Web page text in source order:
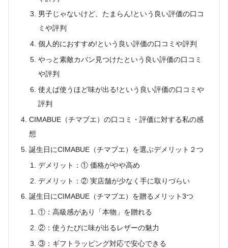
男子じゃないけど、たまらん!という良い評価の口コ
ミや評判
個人的におすすめ!という良い評価の口コミや評判
やっと素敵カバン見つけたという良い評価の口コミ
や評判
使えば使うほど味が出る!という良い評価の口コミや
評判
CIMABUE（チマブエ）の口コミ・評価に対する私の感
想
誕生日にCIMABUE（チマブエ）を選ぶデメリット２つ
デメリット：① 価格がやや高め
デメリット：② 実店舗が少なく手に取りづらい
誕生日にCIMABUE（チマブエ）を贈るメリット3つ
①：高級感があり「本物」を贈れる
②：使うたびに味が出るレザーの魅力
③：ギフトラッピング対応で安心できる